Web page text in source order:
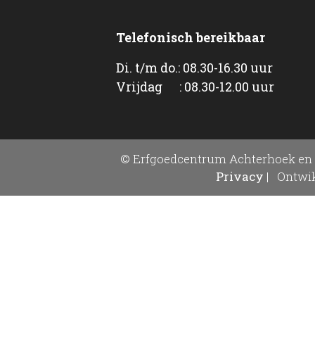
Telefonisch bereikbaar
Di. t/m do.: 08.30-16.30 uur
Vrijdag : 08.30-12.00 uur
© Erfgoedcentrum Achterhoek en
Privacy |